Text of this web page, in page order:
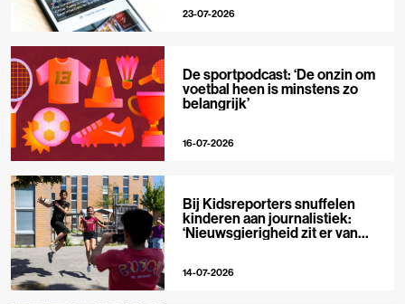
23-07-2026
De sportpodcast: ‘De onzin om
voetbal heen is minstens zo
belangrijk’
16-07-2026
Bij Kidsreporters snuffelen
kinderen aan journalistiek:
‘Nieuwsgierigheid zit er van
14-07-2026